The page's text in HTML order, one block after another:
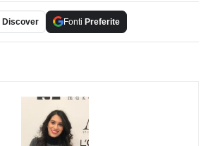
Discover Fonti Preferite